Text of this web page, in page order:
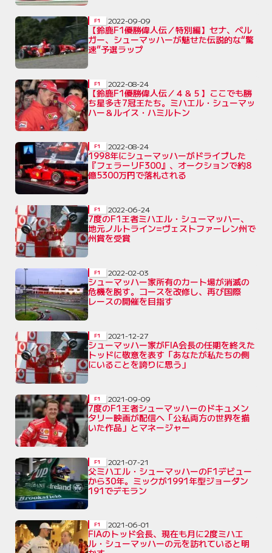
【鈴鹿F1優勝偉人伝／特別編】セナ、ベル
ガー、シューマッハーが魅せた伝説的な“驚
速”予選ラップ
F1 2022-09-09
【鈴鹿F1優勝偉人伝／４＆５】ここでも勝
ち星多き7冠王たち。ミハエル・シューマッ
ハー＆ルイス・ハミルトン
F1 2022-08-24
1998年にシューマッハーがドライブした
『フェラーリF300』、オークションで約8
億5300万円で落札される
F1 2022-08-24
7度のF1王者ミハエル・シューマッハー、
地元ノルトライン=ヴェストファーレン州で
州賞を受賞
F1 2022-06-24
シューマッハー家所有のカート場が消滅の
危機を脱す。コースを改修し、再び国際
レースの開催を目指す
F1 2022-02-03
シューマッハー家がFIA会長の任期を終えた
トッドに敬意を表す「あなたが私たちの側
にいることを誇りに思う」
F1 2021-12-27
7度のF1王者シューマッハーのドキュメン
タリー映画が配信へ「公私両方の世界を描
いた作品」とマネージャー
F1 2021-09-09
父ミハエル・シューマッハーのF1デビュー
から30年。ミックが1991年型ジョーダン
191でデモラン
F1 2021-07-21
FIAのトッド会長、現在も月に2度ミハエ
ル・シューマッハーの元を訪れていると明
F1 2021-06-01